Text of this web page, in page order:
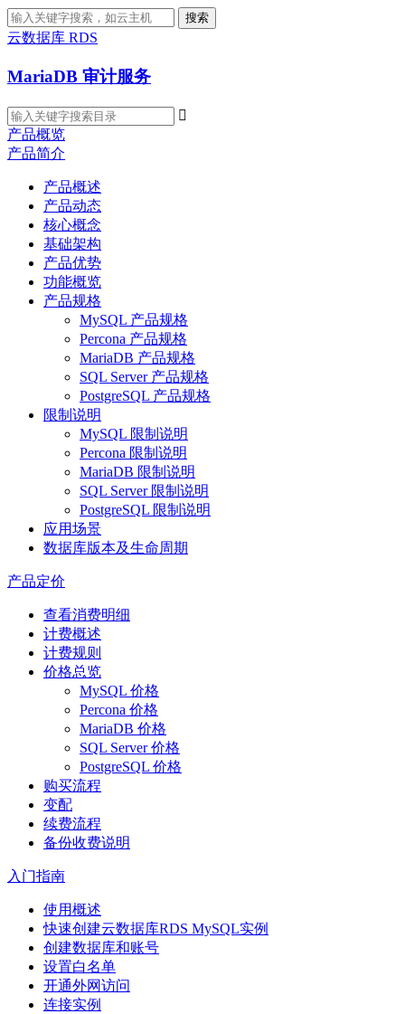
搜索
云数据库 RDS
MariaDB 审计服务

产品概览
产品简介
产品概述
产品动态
核心概念
基础架构
产品优势
功能概览
产品规格
MySQL 产品规格
Percona 产品规格
MariaDB 产品规格
SQL Server 产品规格
PostgreSQL 产品规格
限制说明
MySQL 限制说明
Percona 限制说明
MariaDB 限制说明
SQL Server 限制说明
PostgreSQL 限制说明
应用场景
数据库版本及生命周期
产品定价
查看消费明细
计费概述
计费规则
价格总览
MySQL 价格
Percona 价格
MariaDB 价格
SQL Server 价格
PostgreSQL 价格
购买流程
变配
续费流程
备份收费说明
入门指南
使用概述
快速创建云数据库RDS MySQL实例
创建数据库和账号
设置白名单
开通外网访问
连接实例